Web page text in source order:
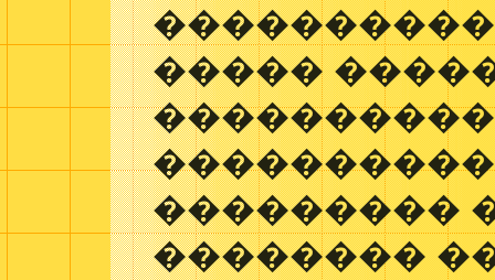
�����
���������
��������